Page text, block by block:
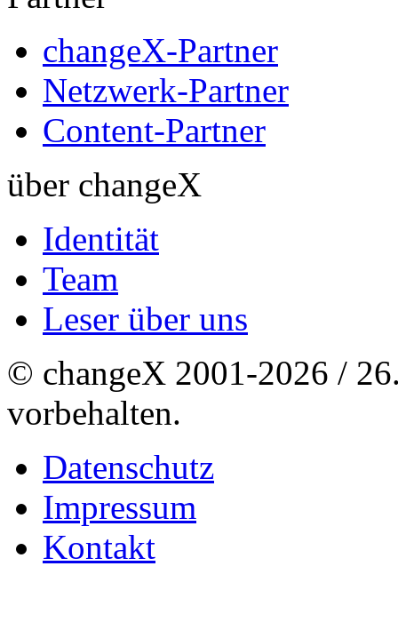
changeX-Partner
Netzwerk-Partner
Content-Partner
über changeX
Identität
Team
Leser über uns
© changeX 2001-2026 /
vorbehalten.
Datenschutz
Impressum
Kontakt